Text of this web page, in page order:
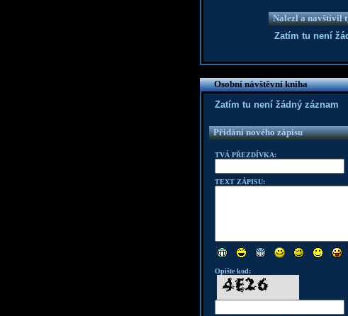
Nalezl a navštívil
Zatím tu není
Osobní návštěvní kniha
Zatím tu není žádný záznam
Přidání nového zápisu
TVÁ PŘEZDÍVKA:
TEXT ZÁPISU:
Opište kod: